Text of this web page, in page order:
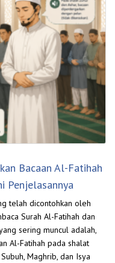
Bacaan Al-Fatihah
Penjelasannya
telah dicontohkan oleh
sering muncul adalah,
Al-Fatihah pada shalat
Maghrib, dan Isya